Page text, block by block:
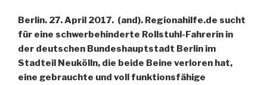
Berlin. 27. April 2017. (and). Regionahilfe.de sucht
für eine schwerbehinderte Rollstuhl-Fahrerin in
der deutschen Bundeshauptstadt Berlin im
Stadteil Neukölln, die beide Beine verloren hat,
eine gebrauchte und voll funktionsfähige